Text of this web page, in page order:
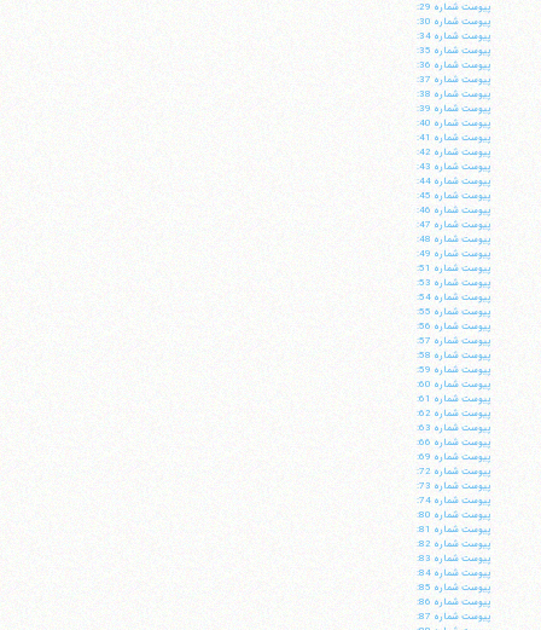
پيوست شماره 29:
پيوست شماره 30:
پيوست شماره 34:
پيوست شماره 35:
پيوست شماره 36:
پيوست شماره 37:
پيوست شماره 38:
پيوست شماره 39:
پيوست شماره 40:
پيوست شماره 41:
پيوست شماره 42:
پيوست شماره 43:
پيوست شماره 44:
پيوست شماره 45:
پيوست شماره 46:
پيوست شماره 47:
پيوست شماره 48:
پيوست شماره 49:
پيوست شماره 51:
پيوست شماره 53:
پيوست شماره 54:
پيوست شماره 55:
پيوست شماره 56:
پيوست شماره 57:
پيوست شماره 58:
پيوست شماره 59:
پيوست شماره 60:
پيوست شماره 61:
پيوست شماره 62:
پيوست شماره 63:
پيوست شماره 66:
پيوست شماره 69:
پيوست شماره 72:
پيوست شماره 73:
پيوست شماره 74:
پيوست شماره 80:
پيوست شماره 81:
پيوست شماره 82:
پيوست شماره 83:
پيوست شماره 84:
پيوست شماره 85:
پيوست شماره 86:
پيوست شماره 87: